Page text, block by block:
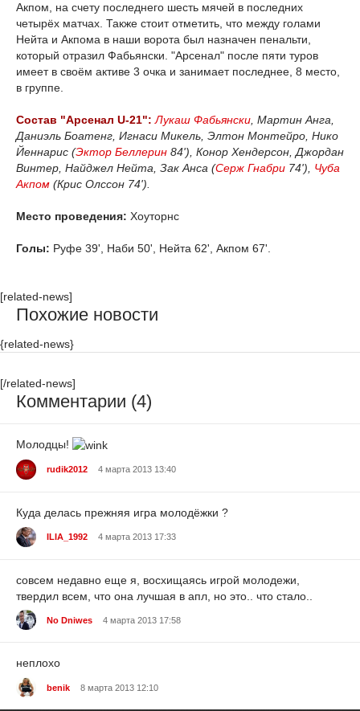
Акпом, на счету последнего шесть мячей в последних
четырёх матчах. Также стоит отметить, что между голами
Нейта и Акпома в наши ворота был назначен пенальти,
который отразил Фабьянски. "Арсенал" после пяти туров
имеет в своём активе 3 очка и занимает последнее, 8 место,
в группе.
Состав "Арсенал U-21": Лукаш Фабьянски, Мартин Анга,
Даниэль Боатенг, Игнаси Микель, Элтон Монтейро, Нико
Йеннарис (Эктор Беллерин 84'), Конор Хендерсон, Джордан
Винтер, Найджел Нейта, Зак Анса (Серж Гнабри 74'), Чуба
Акпом (Крис Олссон 74').
Место проведения: Хоуторнс
Голы: Руфе 39', Наби 50', Нейта 62', Акпом 67'.
[related-news]
Похожие новости
{related-news}
[/related-news]
Комментарии (4)
Молодцы!
rudik2012 4 марта 2013 13:40
Куда делась прежняя игра молодёжки ?
ILIA_1992 4 марта 2013 17:33
совсем недавно еще я, восхищаясь игрой молодежи,
твердил всем, что она лучшая в апл, но это.. что стало..
No Dniwes 4 марта 2013 17:58
неплохо
benik 8 марта 2013 12:10